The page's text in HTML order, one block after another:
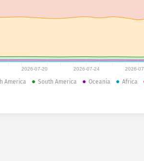
2026-07-20 2026-07-24 2026-
America South America Oceania Africa